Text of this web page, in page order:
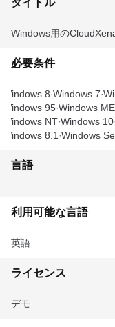
タイトル
Windows用の
必要条件
Windows 8 Windows 7
Windows 95 Windows ME
Windows NT Windows 10
Windows 8.1 Windows
言語
利用可能な言語
英語
ライセンス
デモ